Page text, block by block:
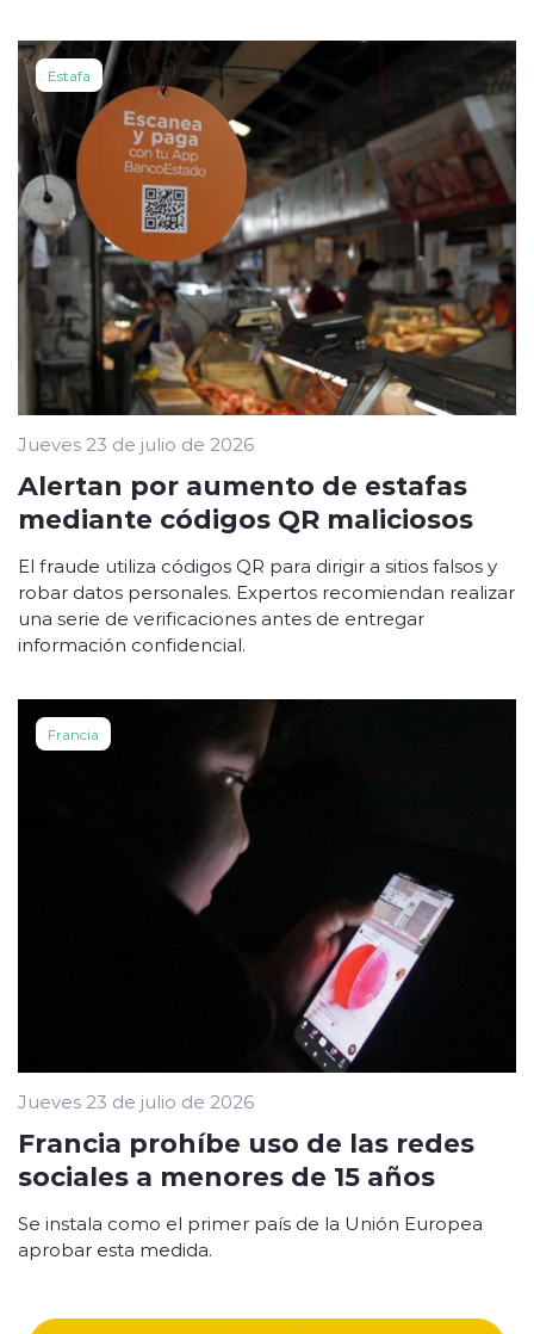
Estafa
Jueves 23 de julio de 2026
Alertan por aumento de estafas
mediante códigos QR maliciosos
El fraude utiliza códigos QR para dirigir a sitios falsos y
robar datos personales. Expertos recomiendan realizar
una serie de verificaciones antes de entregar
información confidencial.
Francia
Jueves 23 de julio de 2026
Francia prohíbe uso de las redes
sociales a menores de 15 años
Se instala como el primer país de la Unión Europea
aprobar esta medida.